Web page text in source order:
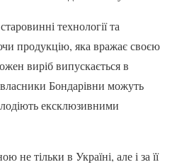
технології та
продукцію, яка вражає своєю
виріб випускається в
Бондарівни можуть
ексклюзивними
не тільки в Україні, але і за її